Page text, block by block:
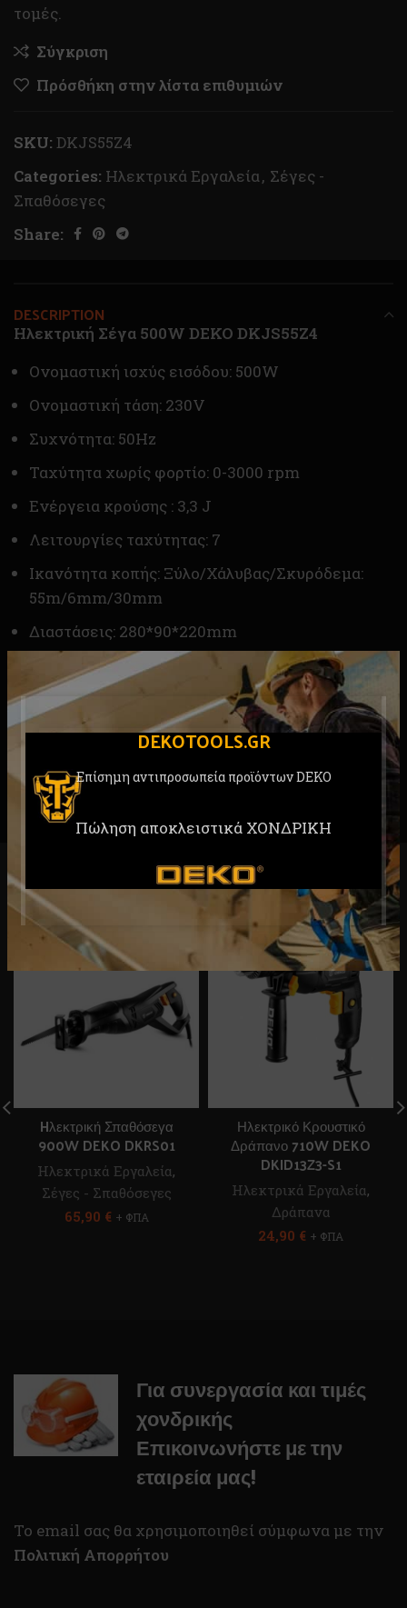
DEKOTOOLS.GR
Επίσημη αντιπροσωπεία προϊόντων DEKO
Πώληση αποκλειστικά ΧΟΝΔΡΙΚΗ
τομές.
Σύγκριση
Πρόσθήκη στην λίστα επιθυμιών
SKU: DKJS55Z4
Categories: Ηλεκτρικά Εργαλεία, Σέγες -
Σπαθόσεγες
Share:
DESCRIPTION
Ηλεκτρική Σέγα 500W DEKO DKJS55Z4
Ονομαστική ισχύς εισόδου: 500W
Ονομαστική τάση: 230V
Συχνότητα: 50Hz
Ταχύτητα χωρίς φορτίο: 0-3000 rpm
Ενέργεια κρούσης : 3,3 J
Λειτουργίες ταχύτητας: 7
Ικανότητα κοπής: Ξύλο/Χάλυβας/Σκυρόδεμα:
55m/6mm/30mm
Διαστάσεις: 280*90*220mm
Βάρος: 2,90 kg
Περιλαμβάνεται: 1 τεμ. λεπίδα, 1 τεμ. κλειδί,
εγχειρίδιο χρήσης
RELATED PRODUCTS
ΕΞΑΝΤ
Hλεκτρική Σπαθόσεγα
900W DEKO DKRS01
Ηλεκτρικά Εργαλεία,
Σέγες - Σπαθόσεγες
65,90 € + ΦΠΑ
Ηλεκτρικό Κρουστικό
Δράπανο 710W DEKO
DKID13Z3-S1
Ηλεκτρικά Εργαλεία,
Δράπανα
24,90 € + ΦΠΑ
Για συνεργασία και τιμές
χονδρικής
Επικοινωνήστε με την
εταιρεία μας!
To email σας θα χρησιμοποιηθεί σύμφωνα με την
Πολιτική Απορρήτου